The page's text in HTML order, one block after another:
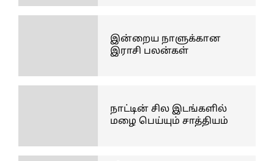
இன்றைய நாளுக்கான
இராசி பலன்கள்
நாட்டின் சில இடங்களில்
மழை பெய்யும் சாத்தியம்